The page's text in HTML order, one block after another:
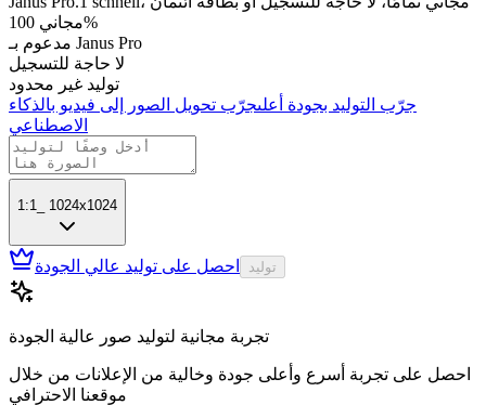
مجاني 100%
مدعوم بـ Janus Pro
لا حاجة للتسجيل
توليد غير محدود
جرّب التوليد بجودة أعلىجرّب تحويل الصور إلى فيديو بالذكاء
الاصطناعي
1:1 1024x1024
احصل على توليد عالي الجودة توليد
تجربة مجانية لتوليد صور عالية الجودة
احصل على تجربة أسرع وأعلى جودة وخالية من الإعلانات من خلال
موقعنا الاحترافي